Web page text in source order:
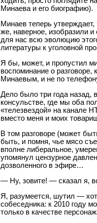
Минаева и его биографию).
Минаев теперь
же, наверное, изобразили
для нас всю эволюцию
литературы к уголовной
Я бы, может, и пропустил
воспоминание о
Минаевым, и не по
Дело было три года назад,
консульстве, где мы оба
«телезвездой» на канале
вместо меня и моих
В том разговоре (может
быть, и помня, чье мясо
вполне либеральное,
упомянул цензурное
дозволенного в эфире…
— Ну, зовите! — сказал я,
Я, разумеется, шутил —
собеседника: к 2010 году
только в качестве